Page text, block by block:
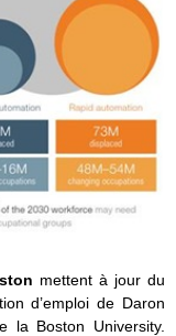
mettent à jour du
d’emploi de Daron
la Boston University.